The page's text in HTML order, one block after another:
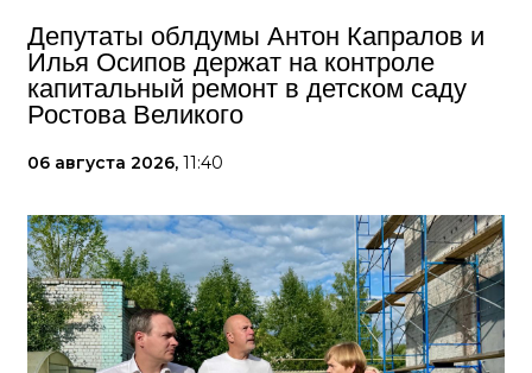
Депутаты облдумы Антон Капралов и
Илья Осипов держат на контроле
капитальный ремонт в детском саду
Ростова Великого
06 августа 2026, 11:40